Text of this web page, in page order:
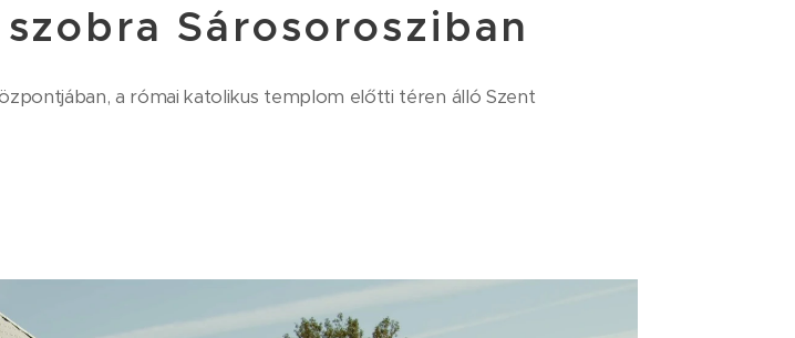
Sárosorosziban
a római katolikus templom előtti téren álló Szent